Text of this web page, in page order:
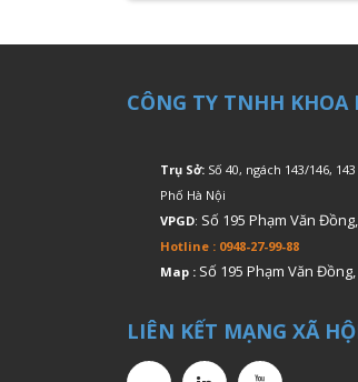
CÔNG TY TNHH KHOA
Trụ Sở: Số 40, ngách 143/146,
Phố Hà Nội
VPGD: Số 195 Phạm Văn
Hotline : 0948-27-99-88
Map : Số 195 Phạm Văn
LIÊN KẾT MẠNG XÃ